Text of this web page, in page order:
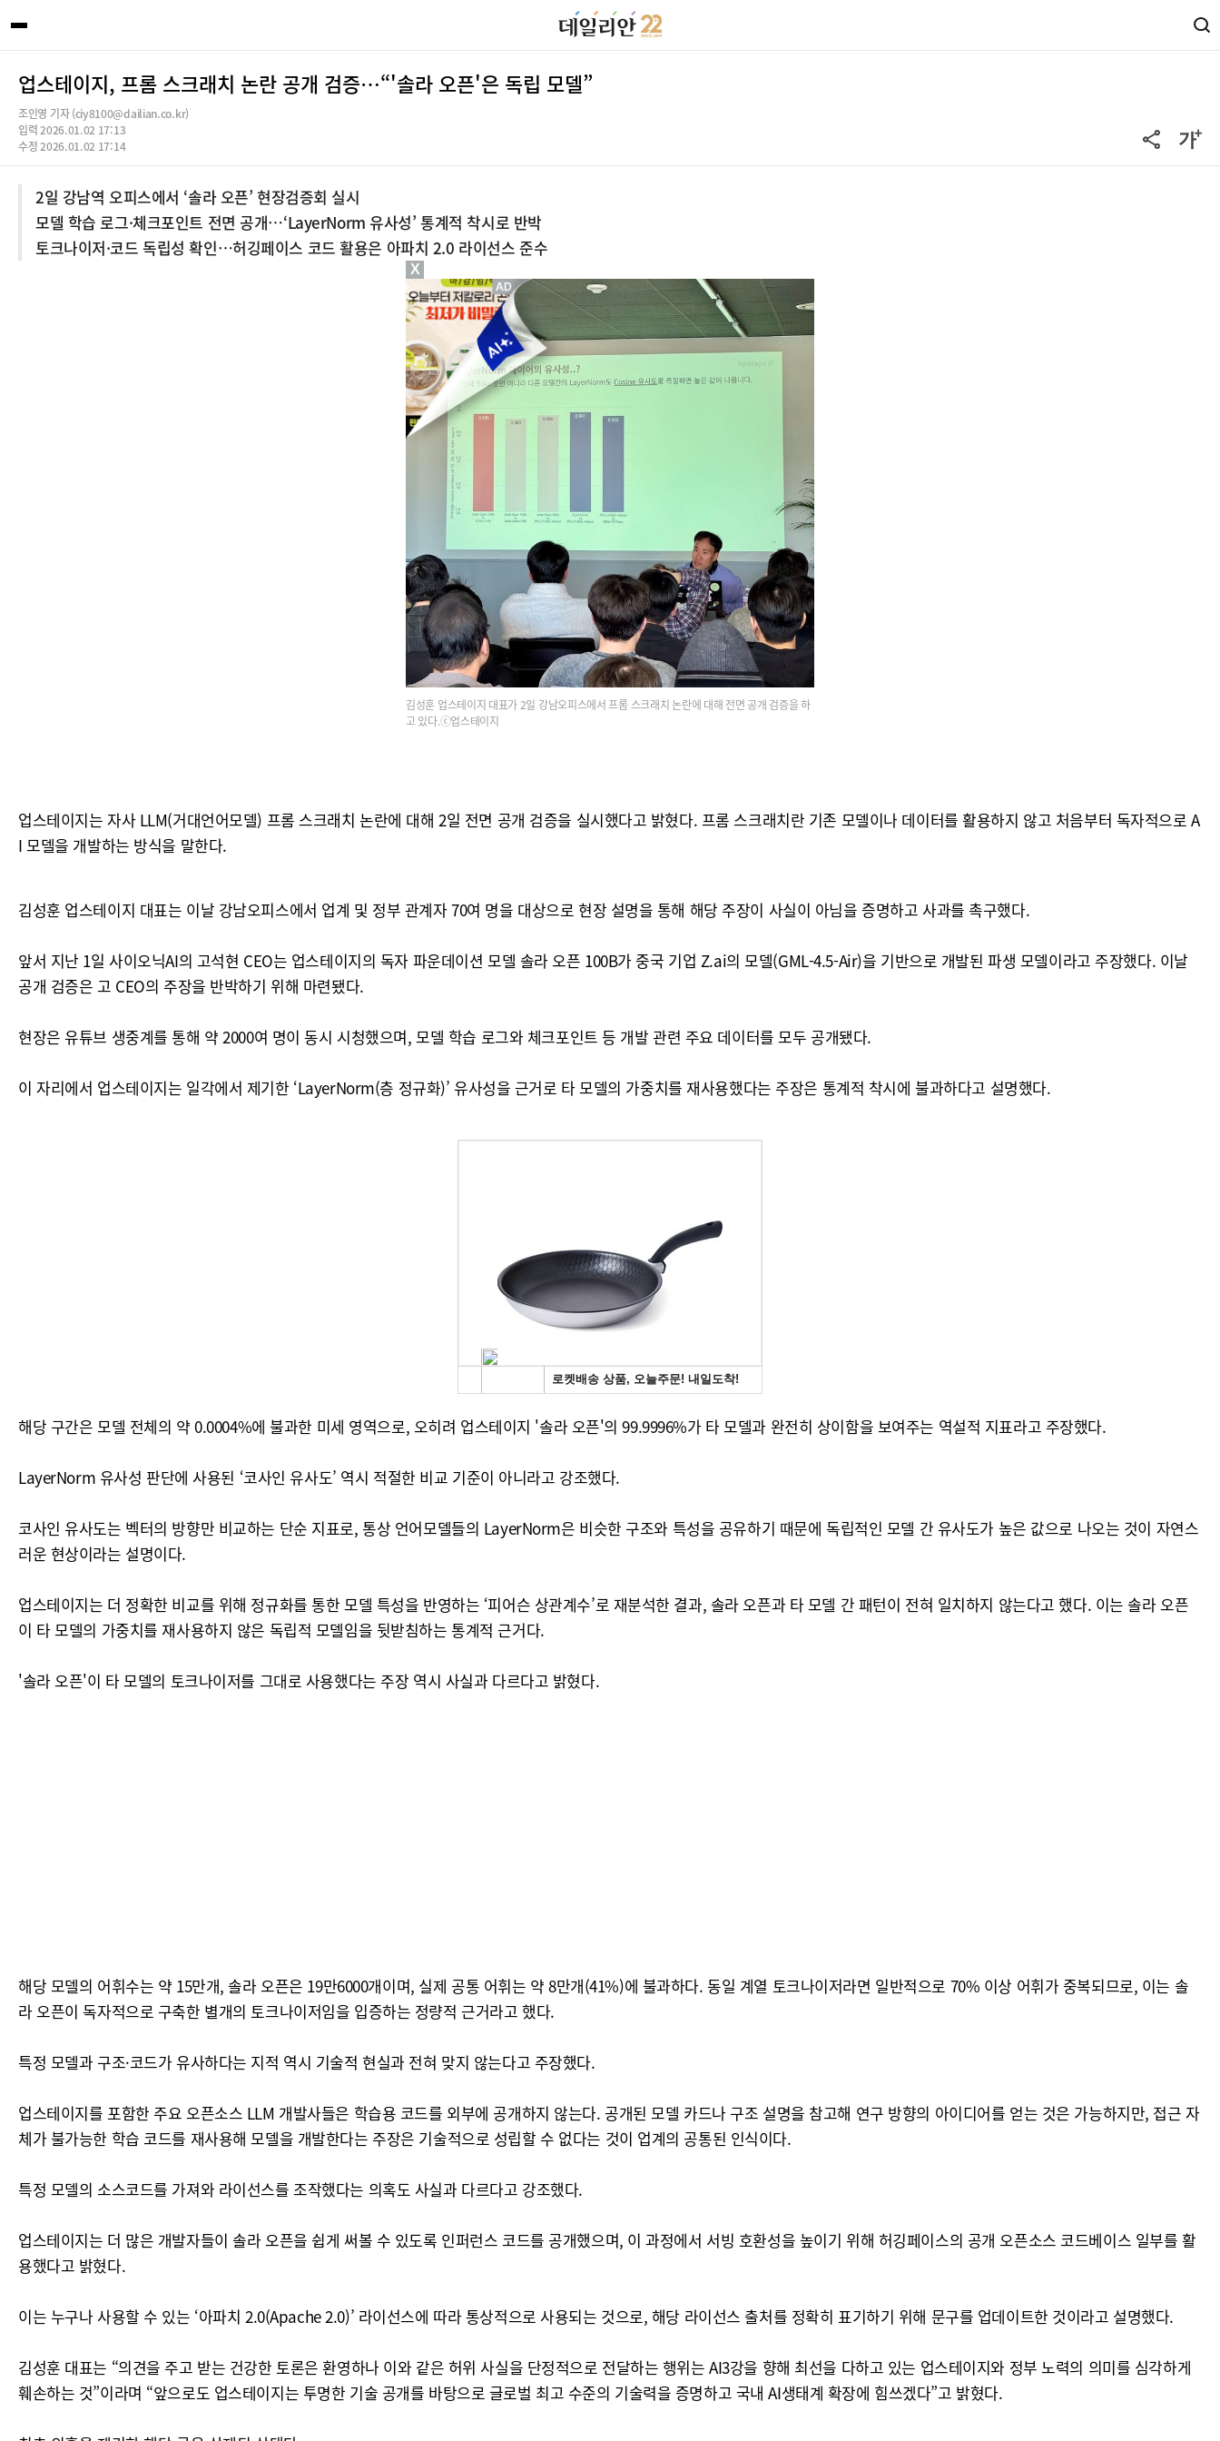
업스테이지, 프롬 스크래치 논란 공개 검증…“'솔라 오픈'은 독립 모델”
조인영 기자 (ciy8100@dailian.co.kr)
입력 2026.01.02 17:13
수정 2026.01.02 17:14
2일 강남역 오피스에서 ‘솔라 오픈’ 현장검증회 실시
모델 학습 로그·체크포인트 전면 공개…‘LayerNorm 유사성’ 통계적 착시로 반박
토크나이저·코드 독립성 확인…허깅페이스 코드 활용은 아파치 2.0 라이선스 준수
김성훈 업스테이지 대표가 2일 강남오피스에서 프롬 스크래치 논란에 대해 전면 공개 검증을 하
고 있다.ⓒ업스테이지
업스테이지는 자사 LLM(거대언어모델) 프롬 스크래치 논란에 대해 2일 전면 공개 검증을 실시했다고 밝혔다. 프롬 스크래치란 기존 모델이나 데이터를 활용하지 않고 처음부터 독자적으로 A
I 모델을 개발하는 방식을 말한다.
김성훈 업스테이지 대표는 이날 강남오피스에서 업계 및 정부 관계자 70여 명을 대상으로 현장 설명을 통해 해당 주장이 사실이 아님을 증명하고 사과를 촉구했다.
앞서 지난 1일 사이오닉AI의 고석현 CEO는 업스테이지의 독자 파운데이션 모델 솔라 오픈 100B가 중국 기업 Z.ai의 모델(GML-4.5-Air)을 기반으로 개발된 파생 모델이라고 주장했다. 이날
공개 검증은 고 CEO의 주장을 반박하기 위해 마련됐다.
현장은 유튜브 생중계를 통해 약 2000여 명이 동시 시청했으며, 모델 학습 로그와 체크포인트 등 개발 관련 주요 데이터를 모두 공개됐다.
이 자리에서 업스테이지는 일각에서 제기한 ‘LayerNorm(층 정규화)’ 유사성을 근거로 타 모델의 가중치를 재사용했다는 주장은 통계적 착시에 불과하다고 설명했다.
해당 구간은 모델 전체의 약 0.0004%에 불과한 미세 영역으로, 오히려 업스테이지 '솔라 오픈'의 99.9996%가 타 모델과 완전히 상이함을 보여주는 역설적 지표라고 주장했다.
LayerNorm 유사성 판단에 사용된 ‘코사인 유사도’ 역시 적절한 비교 기준이 아니라고 강조했다.
코사인 유사도는 벡터의 방향만 비교하는 단순 지표로, 통상 언어모델들의 LayerNorm은 비슷한 구조와 특성을 공유하기 때문에 독립적인 모델 간 유사도가 높은 값으로 나오는 것이 자연스
러운 현상이라는 설명이다.
업스테이지는 더 정확한 비교를 위해 정규화를 통한 모델 특성을 반영하는 ‘피어슨 상관계수’로 재분석한 결과, 솔라 오픈과 타 모델 간 패턴이 전혀 일치하지 않는다고 했다. 이는 솔라 오픈
이 타 모델의 가중치를 재사용하지 않은 독립적 모델임을 뒷받침하는 통계적 근거다.
'솔라 오픈'이 타 모델의 토크나이저를 그대로 사용했다는 주장 역시 사실과 다르다고 밝혔다.
해당 모델의 어휘수는 약 15만개, 솔라 오픈은 19만6000개이며, 실제 공통 어휘는 약 8만개(41%)에 불과하다. 동일 계열 토크나이저라면 일반적으로 70% 이상 어휘가 중복되므로, 이는 솔
라 오픈이 독자적으로 구축한 별개의 토크나이저임을 입증하는 정량적 근거라고 했다.
특정 모델과 구조·코드가 유사하다는 지적 역시 기술적 현실과 전혀 맞지 않는다고 주장했다.
업스테이지를 포함한 주요 오픈소스 LLM 개발사들은 학습용 코드를 외부에 공개하지 않는다. 공개된 모델 카드나 구조 설명을 참고해 연구 방향의 아이디어를 얻는 것은 가능하지만, 접근 자
체가 불가능한 학습 코드를 재사용해 모델을 개발한다는 주장은 기술적으로 성립할 수 없다는 것이 업계의 공통된 인식이다.
특정 모델의 소스코드를 가져와 라이선스를 조작했다는 의혹도 사실과 다르다고 강조했다.
업스테이지는 더 많은 개발자들이 솔라 오픈을 쉽게 써볼 수 있도록 인퍼런스 코드를 공개했으며, 이 과정에서 서빙 호환성을 높이기 위해 허깅페이스의 공개 오픈소스 코드베이스 일부를 활
용했다고 밝혔다.
이는 누구나 사용할 수 있는 ‘아파치 2.0(Apache 2.0)’ 라이선스에 따라 통상적으로 사용되는 것으로, 해당 라이선스 출처를 정확히 표기하기 위해 문구를 업데이트한 것이라고 설명했다.
김성훈 대표는 “의견을 주고 받는 건강한 토론은 환영하나 이와 같은 허위 사실을 단정적으로 전달하는 행위는 AI3강을 향해 최선을 다하고 있는 업스테이지와 정부 노력의 의미를 심각하게
훼손하는 것”이라며 “앞으로도 업스테이지는 투명한 기술 공개를 바탕으로 글로벌 최고 수준의 기술력을 증명하고 국내 AI생태계 확장에 힘쓰겠다”고 밝혔다.
X